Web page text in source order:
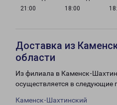
21:00
18:00
Доставка из
области
Из филиала в Каменск-
осуществляется в следующие
Каменск-Шахтинский